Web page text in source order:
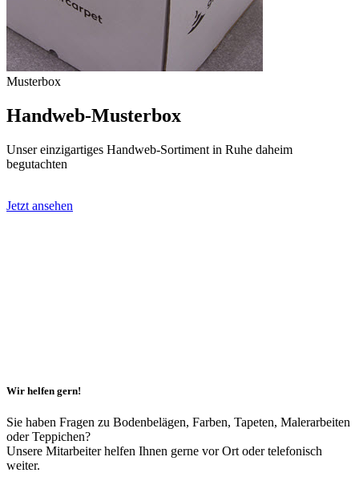
Musterbox
Handweb-Musterbox
Unser einzigartiges Handweb-Sortiment in Ruhe daheim
begutachten
Jetzt ansehen
Wir helfen gern!
Sie haben Fragen zu Bodenbelägen, Farben, Tapeten, Malerarbeiten
oder Teppichen?
Unsere Mitarbeiter helfen Ihnen gerne vor Ort oder telefonisch
weiter.